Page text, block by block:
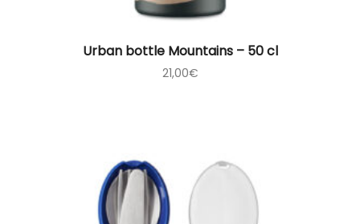
Urban bottle Mountains – 50 cl
21,00€